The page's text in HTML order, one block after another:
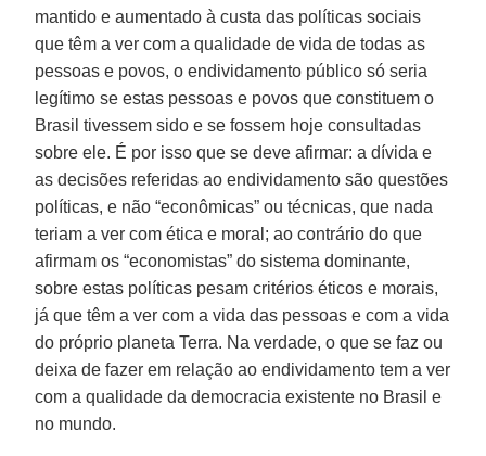
mantido e aumentado à custa das políticas sociais
que têm a ver com a qualidade de vida de todas as
pessoas e povos, o endividamento público só seria
legítimo se estas pessoas e povos que constituem o
Brasil tivessem sido e se fossem hoje consultadas
sobre ele. É por isso que se deve afirmar: a dívida e
as decisões referidas ao endividamento são questões
políticas, e não “econômicas” ou técnicas, que nada
teriam a ver com ética e moral; ao contrário do que
afirmam os “economistas” do sistema dominante,
sobre estas políticas pesam critérios éticos e morais,
já que têm a ver com a vida das pessoas e com a vida
do próprio planeta Terra. Na verdade, o que se faz ou
deixa de fazer em relação ao endividamento tem a ver
com a qualidade da democracia existente no Brasil e
no mundo.